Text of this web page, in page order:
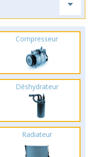
Compresseur
Déshydrateur
Radiateur